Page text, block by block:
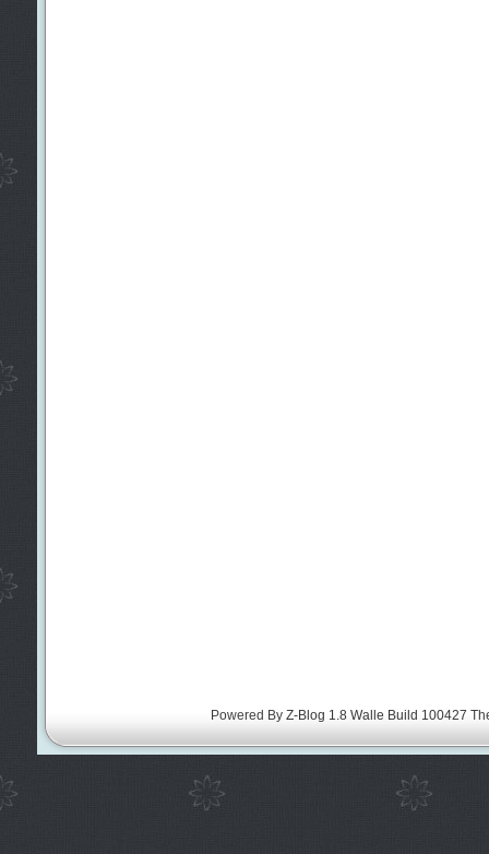
Powered By Z-Blog 1.8 Walle Build 100427